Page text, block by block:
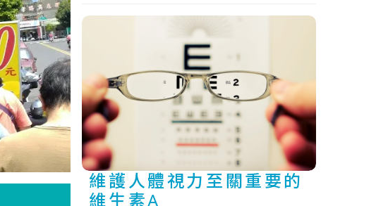
維護人體視力至關重要的
維生素A